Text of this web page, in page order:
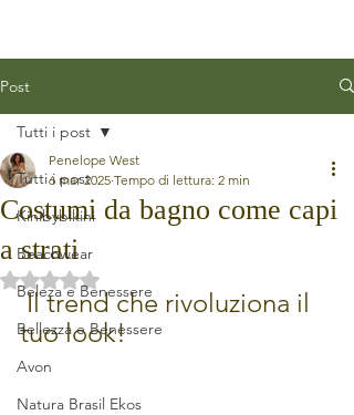
Post
Tutti i post
Kinibybikini
Beachwear
Beleza e Benessere
Bellezza e Benessere
Avon
Natura Brasil Ekos
Tutti i post
Costumi da bagno come capi
a strati
Penelope West
6 mar 2025 Tempo di lettura: 2 min
Valutazione NaN stelle su 5.
Il trend che rivoluziona il
tuo look!